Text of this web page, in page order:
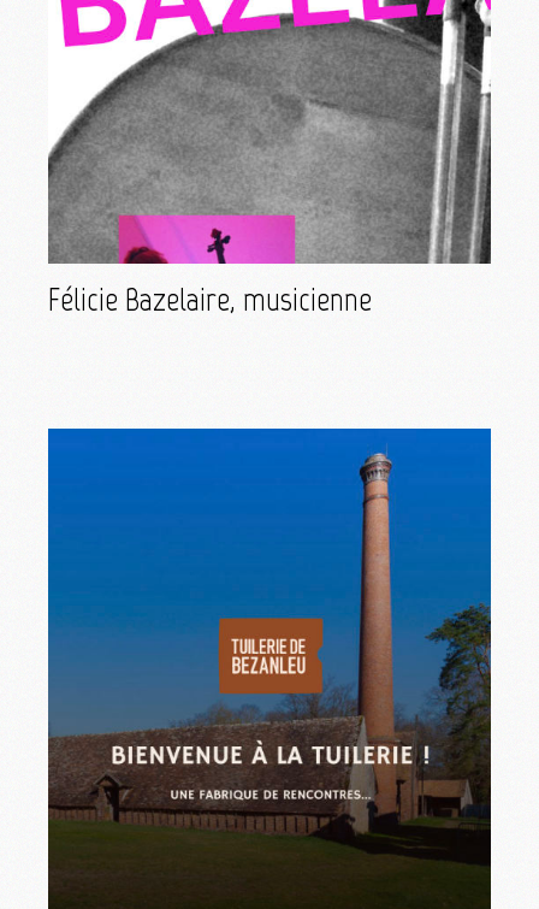
Félicie Bazelaire, musicienne